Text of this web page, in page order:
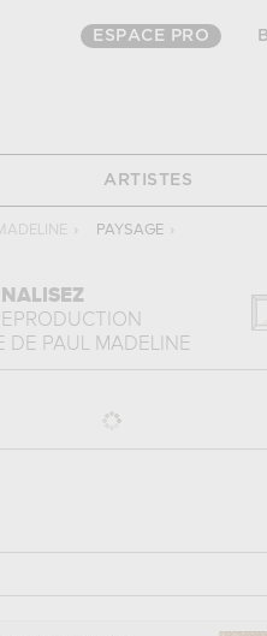
ESPACE PRO
ARTISTES
› PAYSAGE ›
DE PAUL MADELINE